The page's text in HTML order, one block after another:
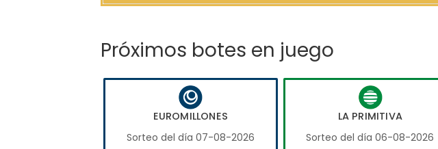
Próximos botes en juego
EUROMILLONES
Sorteo del día 07-08-2026
LA PRIMITIVA
Sorteo del día 06-08-2026